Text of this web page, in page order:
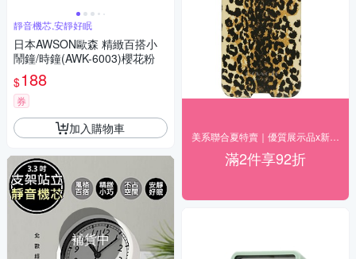
靜音機芯,安靜好眠
日本AWSON歐森 精緻百搭小
鬧鐘/時鐘(AWK-6003)櫻花粉
$188
券
加入購物車
補貨中
滿2件享92折